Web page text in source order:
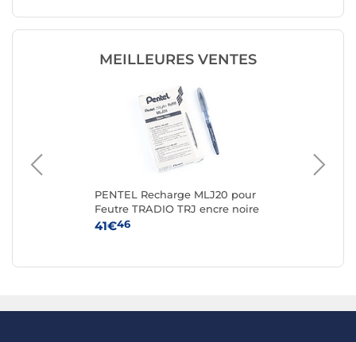
MEILLEURES VENTES
PENTEL Recharge MLJ20 pour
Feutre TRADIO TRJ encre noire
x 12
41€46